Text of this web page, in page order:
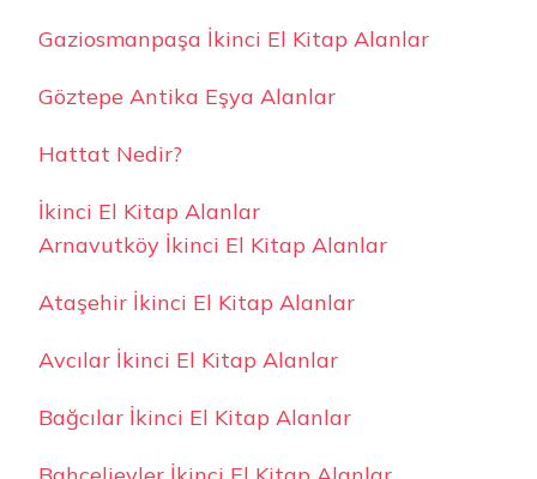
Gaziosmanpaşa İkinci El Kitap Alanlar
Göztepe Antika Eşya Alanlar
Hattat Nedir?
İkinci El Kitap Alanlar
Arnavutköy İkinci El Kitap Alanlar
Ataşehir İkinci El Kitap Alanlar
Avcılar İkinci El Kitap Alanlar
Bağcılar İkinci El Kitap Alanlar